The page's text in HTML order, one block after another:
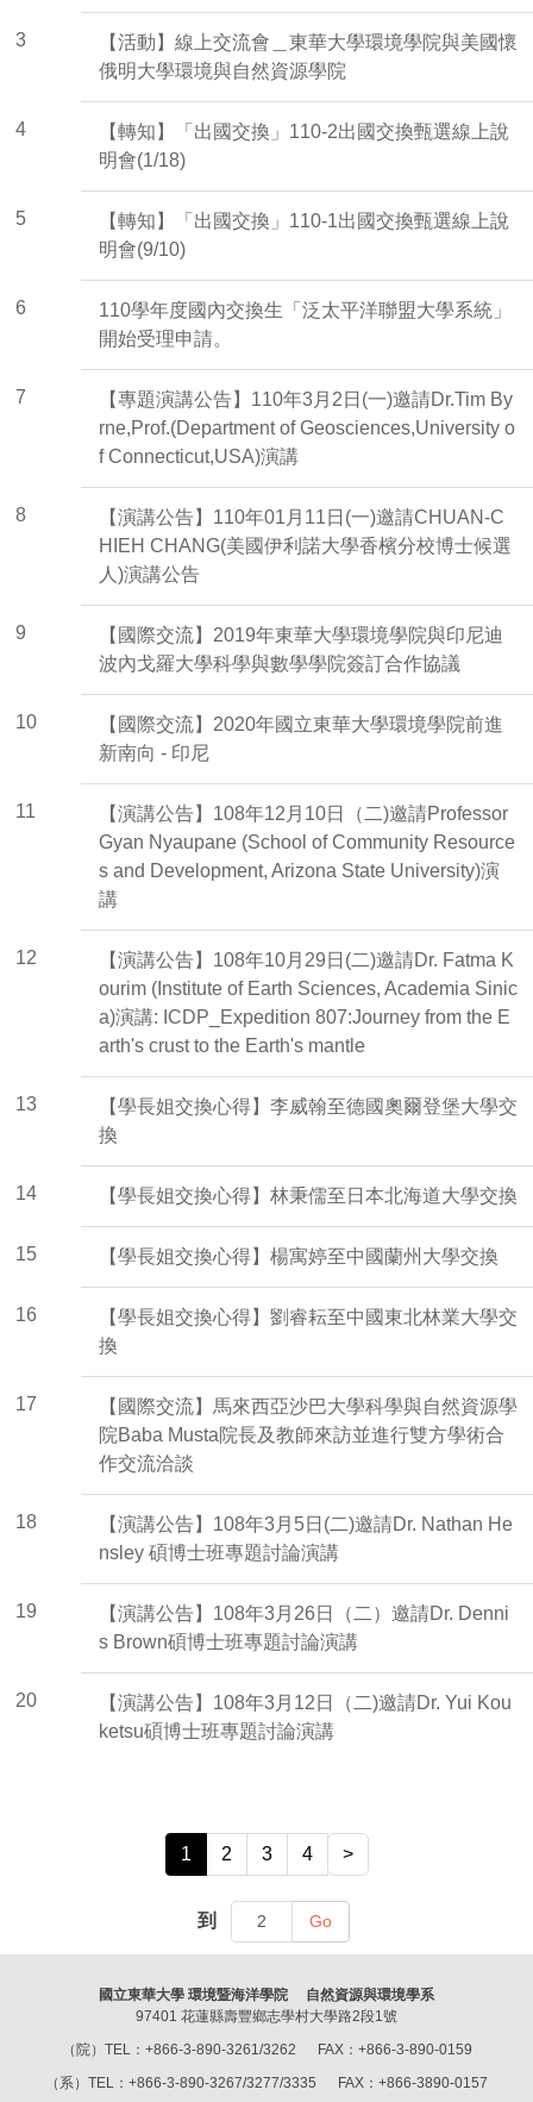
3
【活動】線上交流會＿東華大學環境學院與美國懷
俄明大學環境與自然資源學院
4
【轉知】「出國交換」110-2出國交換甄選線上說
明會(1/18)
5
【轉知】「出國交換」110-1出國交換甄選線上說
明會(9/10)
6
110學年度國內交換生「泛太平洋聯盟大學系統」
開始受理申請。
7
【專題演講公告】110年3月2日(一)邀請Dr.Tim By
rne,Prof.(Department of Geosciences,University o
f Connecticut,USA)演講
8
【演講公告】110年01月11日(一)邀請CHUAN-C
HIEH CHANG(美國伊利諾大學香檳分校博士候選
人)演講公告
9
【國際交流】2019年東華大學環境學院與印尼迪
波內戈羅大學科學與數學學院簽訂合作協議
10
【國際交流】2020年國立東華大學環境學院前進
新南向 - 印尼
11
【演講公告】108年12月10日（二)邀請Professor
Gyan Nyaupane (School of Community Resource
s and Development, Arizona State University)演
講
12
【演講公告】108年10月29日(二)邀請Dr. Fatma K
ourim (Institute of Earth Sciences, Academia Sinic
a)演講: ICDP_Expedition 807:Journey from the E
arth's crust to the Earth's mantle
13
【學長姐交換心得】李威翰至德國奧爾登堡大學交
換
14 【學長姐交換心得】林秉儒至日本北海道大學交換
15 【學長姐交換心得】楊寓婷至中國蘭州大學交換
16
【學長姐交換心得】劉睿耘至中國東北林業大學交
換
17
【國際交流】馬來西亞沙巴大學科學與自然資源學
院Baba Musta院長及教師來訪並進行雙方學術合
作交流洽談
18
【演講公告】108年3月5日(二)邀請Dr. Nathan He
nsley 碩博士班專題討論演講
19
【演講公告】108年3月26日（二）邀請Dr. Denni
s Brown碩博士班專題討論演講
20
【演講公告】108年3月12日（二)邀請Dr. Yui Kou
ketsu碩博士班專題討論演講
1 2 3 4 >
到 Go
國立東華大學 環境暨海洋學院 自然資源與環境學系
97401 花蓮縣壽豐鄉志學村大學路2段1號
（院）TEL：+866-3-890-3261/3262 FAX：+866-3-890-0159
（系）TEL：+866-3-890-3267/3277/3335 FAX：+866-3890-0157